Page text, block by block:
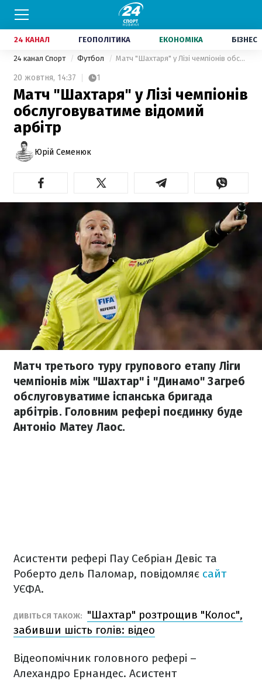
24 КАНАЛ ГЕОПОЛІТИКА ЕКОНОМІКА БІЗНЕС
24 канал Спорт Футбол Матч "Шахтаря" у Лізі чемпіонів обслуговуватиме відомий арбітр
20 жовтня, 14:37 1
Матч "Шахтаря" у Лізі чемпіонів
обслуговуватиме відомий
арбітр
Юрій Семенюк
Матч третього туру групового етапу Ліги
чемпіонів між "Шахтар" і "Динамо" Загреб
обслуговуватиме іспанська бригада
арбітрів. Головним рефері поєдинку буде
Антоніо Матеу Лаос.
Асистенти рефері Пау Себріан Девіс та
Роберто дель Паломар, повідомляє сайт
УЄФА.
ДИВІТЬСЯ ТАКОЖ:
"Шахтар" розтрощив "Колос",
забивши шість голів: відео
Відеопомічник головного рефері –
Алехандро Ернандес. Асистент